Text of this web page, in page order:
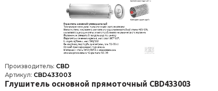
Производитель: CBD
Артикул: CBD433003
Глушитель основной прямоточный CBD433003